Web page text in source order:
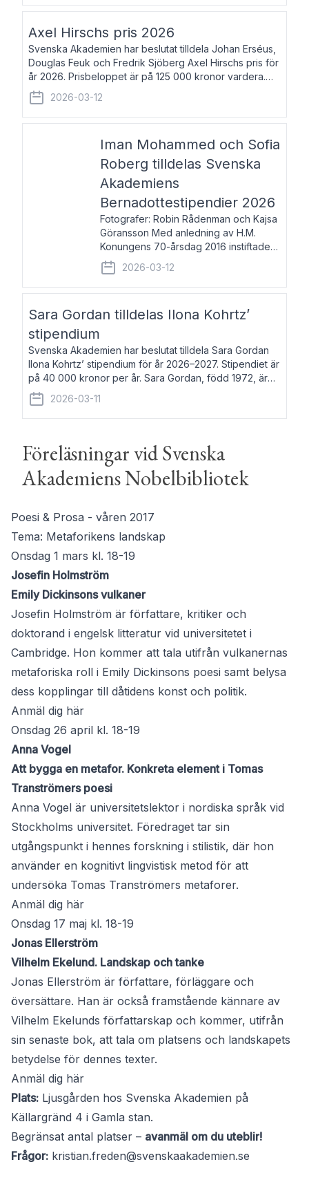
Axel Hirschs pris 2026
Svenska Akademien har beslutat tilldela Johan Erséus,
Douglas Feuk och Fredrik Sjöberg Axel Hirschs pris för
år 2026. Prisbeloppet är på 125 000 kronor vardera.
Johan Erséus, född 1959, är fackboksförfattare och
journalist med mångårigt för
2026-03-12
Iman Mohammed och Sofia
Roberg tilldelas Svenska
Akademiens
Bernadottestipendier 2026
Fotografer: Robin Rådenman och Kajsa
Göransson Med anledning av H.M.
Konungens 70-årsdag 2016 instiftade
fem av de kungliga akademierna det så
kallade Bernadotteprogrammet med
syfte att genom stipendier erbjuda stöd
2026-03-12
Sara Gordan tilldelas Ilona Kohrtz’
stipendium
Svenska Akademien har beslutat tilldela Sara Gordan
Ilona Kohrtz’ stipendium för år 2026–2027. Stipendiet är
på 40 000 kronor per år. Sara Gordan, född 1972, är
författare och översättare. Hon debuterade 2006 med
det prosalyriska verket En
2026-03-11
Föreläsningar vid Svenska
Akademiens Nobelbibliotek
Poesi & Prosa - våren 2017
Tema: Metaforikens landskap
Onsdag 1 mars kl. 18-19
Josefin Holmström
Emily Dickinsons vulkaner
Josefin Holmström är författare, kritiker och
doktorand i engelsk litteratur vid universitetet i
Cambridge. Hon kommer att tala utifrån vulkanernas
metaforiska roll i Emily Dickinsons poesi samt belysa
dess kopplingar till dåtidens konst och politik.
Anmäl dig här
Onsdag 26 april kl. 18-19
Anna Vogel
Att bygga en metafor. Konkreta element i Tomas
Tranströmers poesi
Anna Vogel är universitetslektor i nordiska språk vid
Stockholms universitet. Föredraget tar sin
utgångspunkt i hennes forskning i stilistik, där hon
använder en kognitivt lingvistisk metod för att
undersöka Tomas Tranströmers metaforer.
Anmäl dig här
Onsdag 17 maj kl. 18-19
Jonas Ellerström
Vilhelm Ekelund. Landskap och tanke
Jonas Ellerström är författare, förläggare och
översättare. Han är också framstående kännare av
Vilhelm Ekelunds författarskap och kommer, utifrån
sin senaste bok, att tala om platsens och landskapets
betydelse för dennes texter.
Anmäl dig här
Plats: Ljusgården hos Svenska Akademien på
Källargränd 4 i Gamla stan.
Begränsat antal platser – avanmäl om du uteblir!
Frågor: kristian.freden@svenskaakademien.se